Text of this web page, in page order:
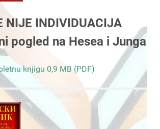
NIJE INDIVIDUACIJA
pogled na Hesea i Junga
knjigu 0,9 MB (PDF)